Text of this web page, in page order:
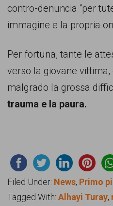
contro-denuncia “per
immagine e la propria
Per fortuna, tante le
verso la giovane vittima,
malgrado la grossa
trauma e la paura.
Filed Under: News, Primo
Tagged With: Alhayi Turay,